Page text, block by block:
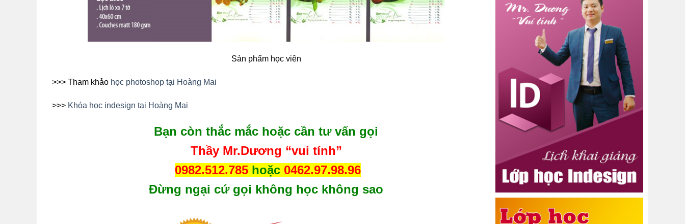
Sản phẩm học viên
>>> Tham khảo học photoshop tại Hoàng Mai
>>> Khóa học indesign tại Hoàng Mai
Bạn còn thắc mắc hoặc cần tư vấn gọi
Thầy Mr.Dương “vui tính”
0982.512.785 hoặc 0462.97.98.96
Đừng ngại cứ gọi không học không sao